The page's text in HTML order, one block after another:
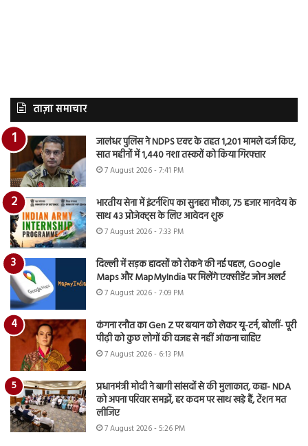
ताज़ा समाचार
जालंधर पुलिस ने NDPS एक्ट के तहत 1,201 मामले दर्ज किए,
सात महीनों में 1,440 नशा तस्करों को किया गिरफ्तार
7 August 2026 - 7:41 PM
भारतीय सेना में इंटर्नशिप का सुनहरा मौका, 75 हजार मानदेय के
साथ 43 प्रोजेक्ट्स के लिए आवेदन शुरू
7 August 2026 - 7:33 PM
दिल्ली में सड़क हादसों को रोकने की नई पहल, Google
Maps और MapMyIndia पर मिलेंगे एक्सीडेंट जोन अलर्ट
7 August 2026 - 7:09 PM
कंगना रनौत का Gen Z पर बयान को लेकर यू-टर्न, बोलीं- पूरी
पीढ़ी को कुछ लोगों की वजह से नहीं आंकना चाहिए
7 August 2026 - 6:13 PM
प्रधानमंत्री मोदी ने बागी सांसदों से की मुलाकात, कहा- NDA
को अपना परिवार समझें, हर कदम पर साथ खड़े हैं, टेंशन मत
लीजिए
7 August 2026 - 5:26 PM